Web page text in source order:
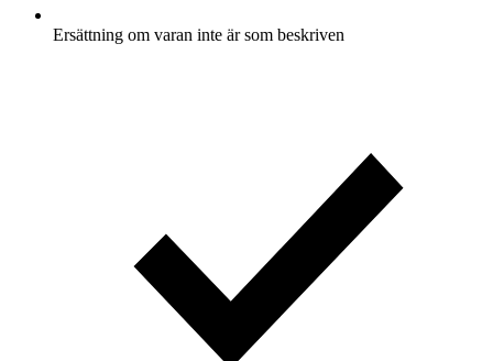
Ersättning om varan inte är som beskriven